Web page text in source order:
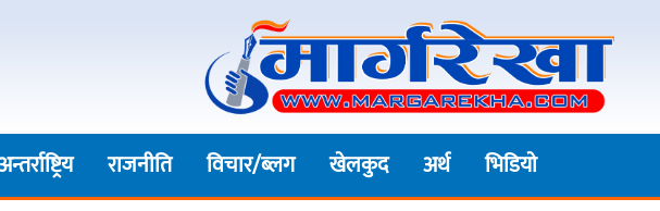
राजनीति विचार/ब्लग खेलकुद अर्थ भिडियाे